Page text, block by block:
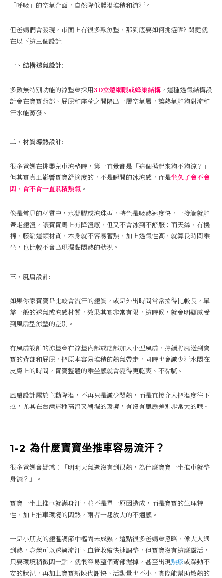
「呼吸」的空氣介面，自然降低體溫堆積和流汗。
但爸媽們會發現，市面上有很多款涼墊，那到底要如何挑選呢? 關鍵就
在以下這三個設計:
一、結構透氣設計:
多數無特別功能的涼墊會採用3D立體網眼或蜂巢結構 ，這種透氣結構設
計會在寶寶背部、屁屁和座椅之間隔出一層空氣層，讓熱氣能夠對流和
汗水能蒸發。
二、材質導熱設計:
很多爸媽在挑嬰兒車涼墊時，第一直覺都是「這個摸起來夠不夠涼？」
但其實真正影響寶寶舒適度的，不是瞬間的冰涼感，而是坐久了會不會
悶、會不會一直累積熱氣 。
像是常見的材質中，水凝膠或涼珠型，特色是吸熱速度快，一接觸就能
帶走體溫，讓寶寶馬上有降溫感，但又不會冰到不舒服；而天絲、有機
棉、藤編這類材質，本身就不容易蓄熱，加上透氣性高，就算長時間乘
坐，也比較不會出現濕黏悶熱的狀況。
三、風扇設計:
如果你家寶寶是比較會流汗的體質，或是外出時間常常拉得比較長，單
靠一般的透氣或涼感材質，效果其實非常有限，這時候，就會明顯感受
到風扇型涼墊的差別。
有風扇設計的涼墊會在涼墊內部或底部加入小型風扇，持續將風送到寶
寶的背部和屁屁，把原本容易堆積的熱氣帶走，同時也會減少汗水悶在
皮膚上的時間，寶寶整體的乘坐感就會變得更乾爽、不黏膩。
風扇設計屬於主動降溫，不再只是減少悶熱，而是直接介入把溫度往下
拉，尤其在台灣這種高溫又潮濕的環境，有沒有風扇差別非常大的哦~
1-2 為什麼寶寶坐推車容易流汗？
很多爸媽會疑惑：「明明天氣還沒有到很熱，為什麼寶寶一坐推車就整
身濕？」。
寶寶一坐上推車就滿身汗，並不是單一原因造成，而是寶寶的生理特
性，加上推車環境的悶熱，兩者一起放大的不適感。
一是小朋友的體溫調節中樞尚未成熟，這點很多爸媽會忽略，像大人遇
到熱，身體可以透過流汗、血管收縮快速調整，但寶寶沒有這麼靈活，
只要環境稍微悶一點，就很容易整個背部濕掉，甚至出現熱疹或躁動不
安的狀況，再加上寶寶新陳代謝快、活動量也不小，實際能幫助散熱的